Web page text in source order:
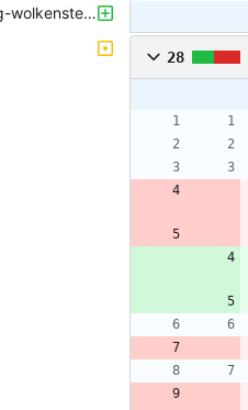
panoramasteg-wolkenstein.md
28